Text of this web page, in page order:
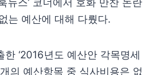
뉴스’ 코너에서 호화 만찬 논란
는 예산에 대해 다뤘다.
‘2016년도 예산안 각목명세
의 예산항목 중 식사비용은 없